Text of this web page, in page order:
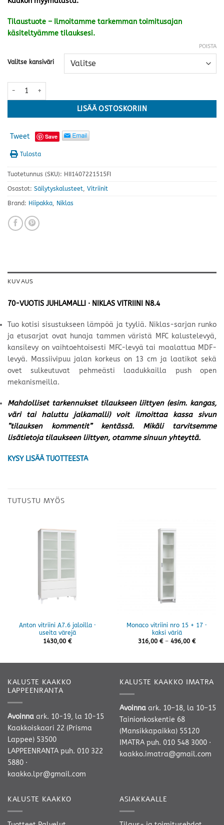
Tilaustuote – Ilmoitamme tarkemman toimitusajan
käsiteltyämme tilauksesi.
Valitse kansiväri
POISTA
Niklas vitriini N8.4 · kaksi väriä määrä
LISÄÄ OSTOSKORIIN
Tweet Save
Tulosta
Tuotetunnus (SKU): HII1407221515FI
Osastot: Säilytyskalusteet Vitriinit
Brand: Hiipakka Niklas
KUVAUS
70-VUOTIS JUHLAMALLI · NIKLAS VITRIINI N8.4
Tuo kotisi sisustukseen lämpöä ja tyyliä. Niklas-sarjan runko
ja etusarjat ovat hunaja tammen väristä MFC kalustelevyä,
kansilevy on vaihtoehtoisesti MFC-levyä tai maalattua MDF-
levyä. Massiivipuu jalan korkeus on 13 cm ja laatikot sekä
ovet sulkeutuvat pehmeästi laadukkailla push open
mekanismeilla.
Mahdolliset tarkennukset tilaukseen liittyen (esim. kangas,
väri tai haluttu jalkamalli) voit ilmoittaa kassa sivun
”tilauksen kommentit” kentässä. Mikäli tarvitsemme
lisätietoja tilaukseen liittyen, otamme sinuun yhteyttä.
KYSY LISÄÄ TUOTTEESTA
TUTUSTU MYÖS
Anton vitriini A7.6 jaloilla ·
useita värejä
1430,00 €
Monaco vitriini nro 15 + 17 ·
kaksi väriä
316,00 € – 496,00 €
KALUSTE KAAKKO
LAPPEENRANTA
Avoinna ark. 10-19, la 10-15
Kaakkoiskaari 22 (Prisma
Lappee) 53500
LAPPEENRANTA puh. 010 322
5880 ·
kaakko.lpr@gmail.com
KALUSTE KAAKKO IMATRA
Avoinna ark. 10–18, la 10–15
Tainionkoskentie 68
(Mansikkapaikka) 55120
IMATRA puh. 010 548 3000 ·
kaakko.imatra@gmail.com
KALUSTE KAAKKO ASIAKKAALLE